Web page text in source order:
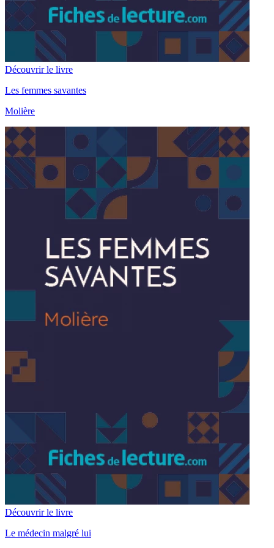
Découvrir le livre
Les femmes savantes
Molière
Découvrir le livre
Le médecin malgré lui